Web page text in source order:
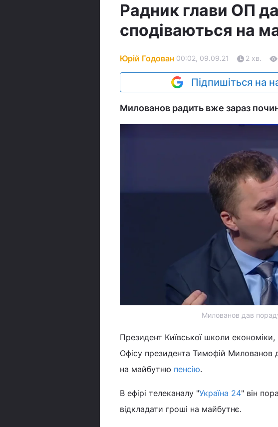
Радник глави ОП
сподіваються на
Юрій Годован 00:02, 09.09.21 2 хв.
Підпишіться на
Милованов радить вже зараз
Милованов дав
Президент Київської школи
Офісу президента Тимофій Милованов
на майбутню пенсію.
В ефірі телеканалу "Україна 24" він
відкладати гроші на майбутнє.